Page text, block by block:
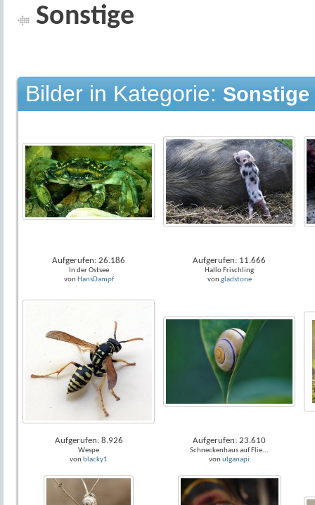
Sonstige
Bilder in Kategorie: Sonstige
Aufgerufen: 26.186
In der Ostsee
von HansDampf
Aufgerufen: 11.666
Hallo Frischling
von gladstone
Aufgerufen: 8.926
Wespe
von blacky1
Aufgerufen: 23.610
Schneckenhaus auf Flie...
von ulganapi